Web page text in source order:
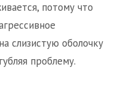
потому что
слизистую оболочку
проблему.